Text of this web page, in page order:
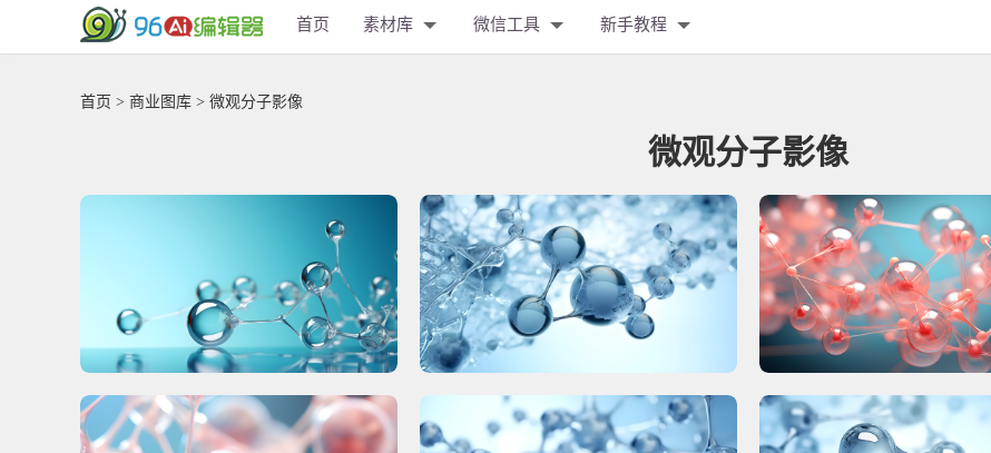
首页 素材库 微信工具 新手教程
首页 > 商业图库 > 微观分子影像
微观分子影像